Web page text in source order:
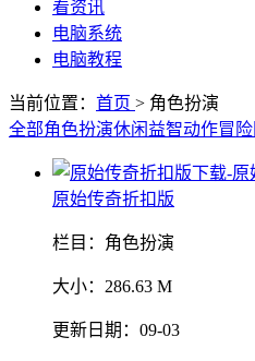
看资讯
电脑系统
电脑教程
当前位置： 首页 > 角色扮演
全部角色扮演休闲益智动作冒险
原始传奇折扣版
栏目： 角色扮演
大小： 286.63 M
更新日期： 09-03